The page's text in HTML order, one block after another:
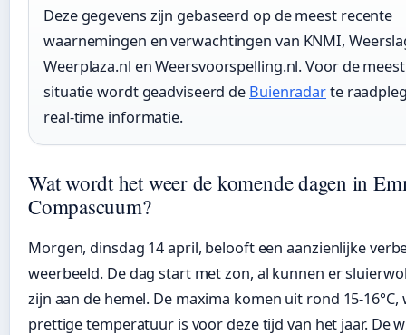
Deze gegevens zijn gebaseerd op de meest recente
waarnemingen en verwachtingen van KNMI,
Weerplaza.nl en Weersvoorspelling.nl. Voor de
situatie wordt geadviseerd de Buienradarte
real-time informatie.
Wat wordt het weer de komende dagen in
Compascuum?
Morgen, dinsdag 14 april, belooft een aanzienlijke
weerbeeld. De dag start met zon, al kunnen er
zijn aan de hemel. De maxima komen uit rond 15-16°C,
prettige temperatuur is voor deze tijd van het jaar. De